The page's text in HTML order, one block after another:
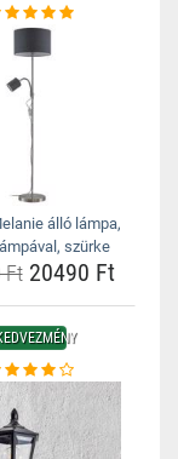
álló lámpa,
szürke
Ft20490 Ft